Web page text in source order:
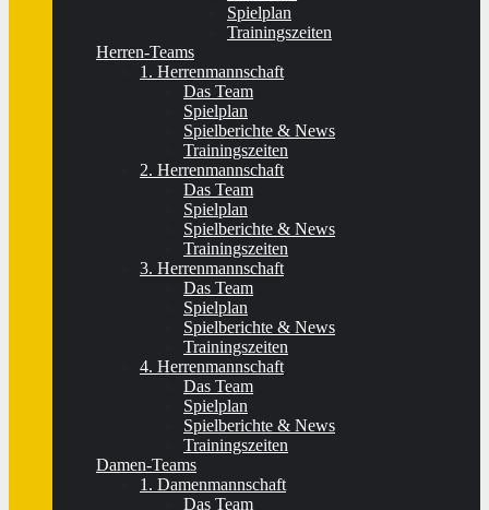
Spielplan
Trainingszeiten
Herren-Teams
1. Herrenmannschaft
Das Team
Spielplan
Spielberichte & News
Trainingszeiten
2. Herrenmannschaft
Das Team
Spielplan
Spielberichte & News
Trainingszeiten
3. Herrenmannschaft
Das Team
Spielplan
Spielberichte & News
Trainingszeiten
4. Herrenmannschaft
Das Team
Spielplan
Spielberichte & News
Trainingszeiten
Damen-Teams
1. Damenmannschaft
Das Team